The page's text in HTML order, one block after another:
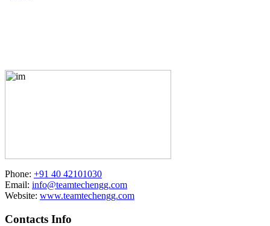
Phone: +91 40 42101030
Email: info@teamtechengg.com
Website: www.teamtechengg.com
Contacts Info